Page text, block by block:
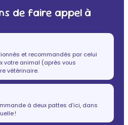
de faire appel à
et recommandés par celui
votre animal (après vous
vétérinaire.
à deux pattes d’ici, dans
!